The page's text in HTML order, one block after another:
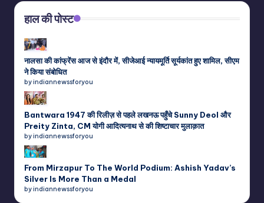
हाल की पोस्ट
नालसा की कांफ्रेंस आज से इंदौर में, सीजेआई न्यायमूर्ति सूर्यकांत हुए शामिल, सीएम
ने किया संबोधित
by indiannewssforyou
Bantwara 1947 की रिलीज़ से पहले लखनऊ पहुँचे Sunny Deol और
Preity Zinta, CM योगी आदित्यनाथ से की शिष्टाचार मुलाक़ात
by indiannewssforyou
From Mirzapur To The World Podium: Ashish Yadav’s
Silver Is More Than a Medal
by indiannewssforyou